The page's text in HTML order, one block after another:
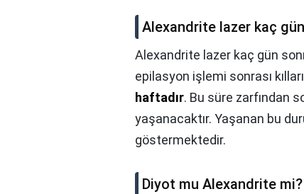
Alexandrite lazer kaç
Alexandrite lazer kaç gün
epilasyon işlemi sonrası
haftadır. Bu süre zarfından
yaşanacaktır. Yaşanan bu
göstermektedir.
Diyot mu Alexandrite mi?